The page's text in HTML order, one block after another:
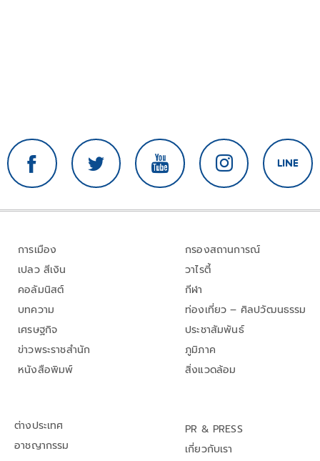
การเมือง
เปลว สีเงิน
คอลัมนิสต์
บทความ
เศรษฐกิจ
ข่าวพระราชสำนัก
หนังสือพิมพ์
กรองสถานการณ์
วาไรตี้
กีฬา
ท่องเที่ยว – ศิลปวัฒนธรรม
ประชาสัมพันธ์
ภูมิภาค
สิ่งแวดล้อม
ต่างประเทศ
อาชญากรรม
PR & PRESS
เกี่ยวกับเรา